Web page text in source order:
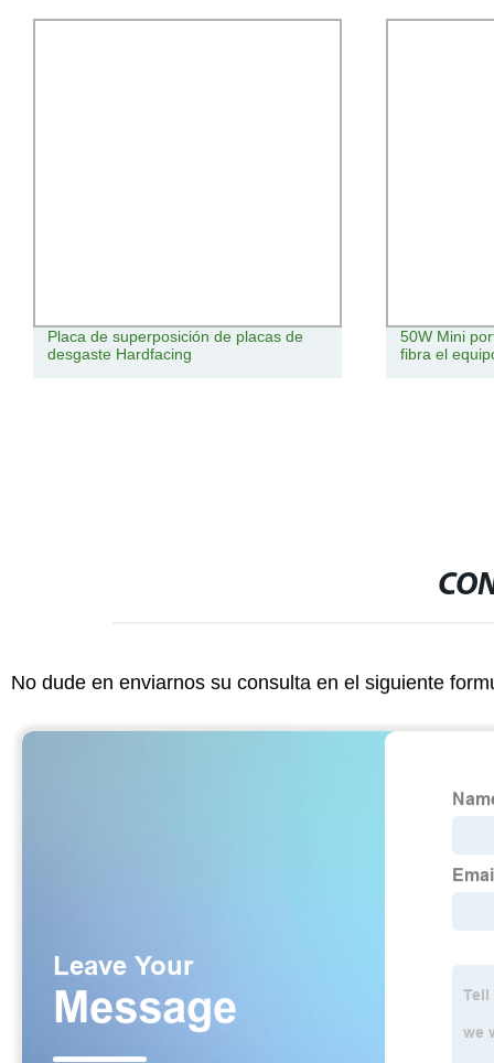
50W Mini portátil de marcado láser de
fibra el equipo de material metálico
Acero
de metal
No dude en enviarnos su consulta en el siguiente